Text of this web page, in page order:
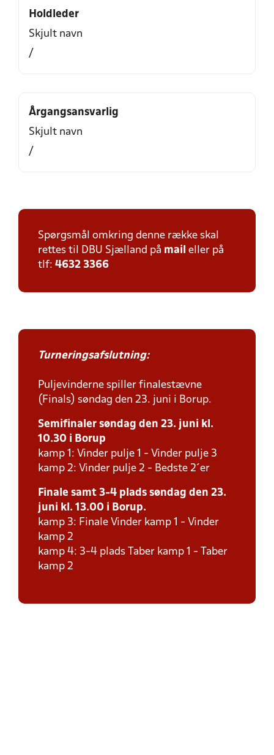
Holdleder
Skjult navn
/
Årgangsansvarlig
Skjult navn
/
Spørgsmål omkring denne række skal
rettes til DBU Sjælland på mail eller på
tlf: 4632 3366
Turneringsafslutning:
Puljevinderne spiller finalestævne
(Finals) søndag den 23. juni i Borup.
Semifinaler søndag den 23. juni kl.
10.30 i Borup
kamp 1: Vinder pulje 1 - Vinder pulje 3
kamp 2: Vinder pulje 2 - Bedste 2´er
Finale samt 3-4 plads søndag den 23.
juni kl. 13.00 i Borup.
kamp 3: Finale Vinder kamp 1 - Vinder
kamp 2
kamp 4: 3-4 plads Taber kamp 1 - Taber
kamp 2